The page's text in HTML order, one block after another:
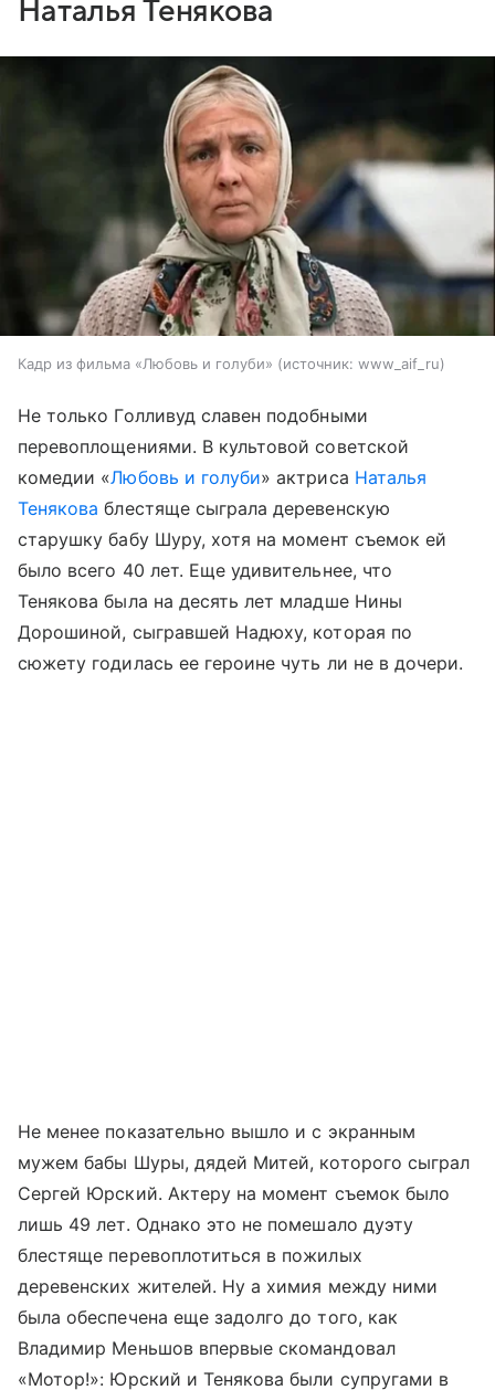
Наталья Тенякова
Кадр из фильма «Любовь и голуби» источник: www_aif_ru
Не только Голливуд славен подобными
перевоплощениями. В культовой советской
комедии «Любовь и голуби» актриса Наталья
Тенякова блестяще сыграла деревенскую
старушку бабу Шуру, хотя на момент съемок ей
было всего 40 лет. Еще удивительнее, что
Тенякова была на десять лет младше Нины
Дорошиной, сыгравшей Надюху, которая по
сюжету годилась ее героине чуть ли не в дочери.
Не менее показательно вышло и с экранным
мужем бабы Шуры, дядей Митей, которого сыграл
Сергей Юрский. Актеру на момент съемок было
лишь 49 лет. Однако это не помешало дуэту
блестяще перевоплотиться в пожилых
деревенских жителей. Ну а химия между ними
была обеспечена еще задолго до того, как
Владимир Меньшов впервые скомандовал
«Мотор!»: Юрский и Тенякова были супругами в